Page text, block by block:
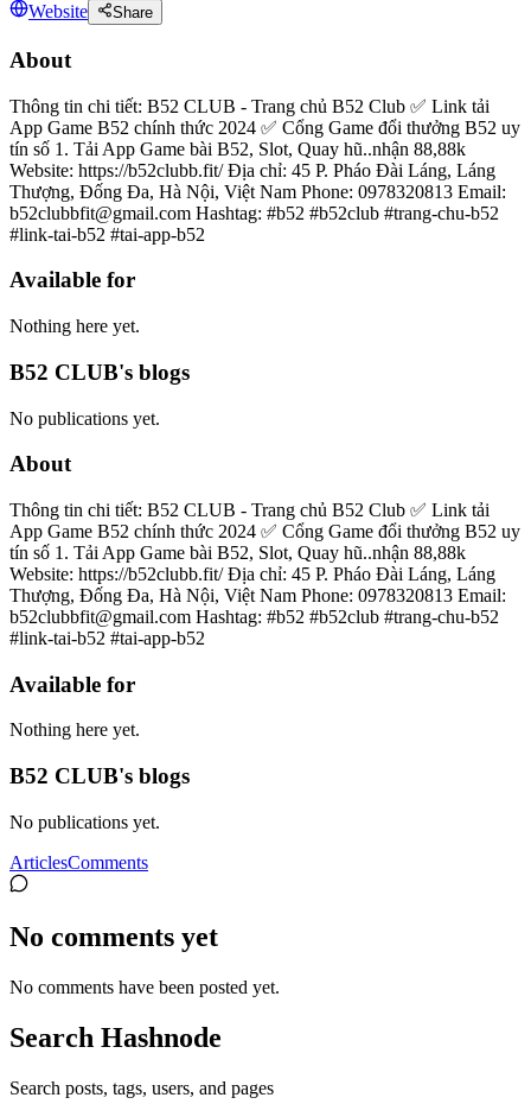
Website Share
About
Thông tin chi tiết: B52 CLUB - Trang chủ B52 Club ✅ Link tải
App Game B52 chính thức 2024 ✅ Cổng Game đổi thưởng B52 uy
tín số 1. Tải App Game bài B52, Slot, Quay hũ..nhận 88,88k
Website: https://b52clubb.fit/ Địa chỉ: 45 P. Pháo Đài Láng, Láng
Thượng, Đống Đa, Hà Nội, Việt Nam Phone: 0978320813 Email:
b52clubbfit@gmail.com Hashtag: #b52 #b52club #trang-chu-b52
#link-tai-b52 #tai-app-b52
Available for
Nothing here yet.
B52 CLUB's blogs
No publications yet.
About
Thông tin chi tiết: B52 CLUB - Trang chủ B52 Club ✅ Link tải
App Game B52 chính thức 2024 ✅ Cổng Game đổi thưởng B52 uy
tín số 1. Tải App Game bài B52, Slot, Quay hũ..nhận 88,88k
Website: https://b52clubb.fit/ Địa chỉ: 45 P. Pháo Đài Láng, Láng
Thượng, Đống Đa, Hà Nội, Việt Nam Phone: 0978320813 Email:
b52clubbfit@gmail.com Hashtag: #b52 #b52club #trang-chu-b52
#link-tai-b52 #tai-app-b52
Available for
Nothing here yet.
B52 CLUB's blogs
No publications yet.
ArticlesComments
No comments yet
No comments have been posted yet.
Search Hashnode
Search posts, tags, users, and pages